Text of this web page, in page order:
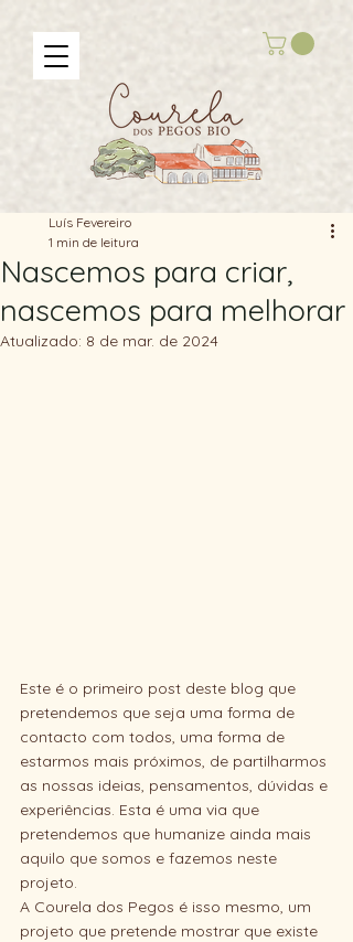
Nascemos para criar,
nascemos para melhorar
Luís Fevereiro
1 min de leitura
Atualizado: 8 de mar. de 2024
Este é o primeiro post deste blog que
pretendemos que seja uma forma de
contacto com todos, uma forma de
estarmos mais próximos, de partilharmos
as nossas ideias, pensamentos, dúvidas e
experiências. Esta é uma via que
pretendemos que humanize ainda mais
aquilo que somos e fazemos neste
projeto.
A Courela dos Pegos é isso mesmo, um
projeto que pretende mostrar que existe